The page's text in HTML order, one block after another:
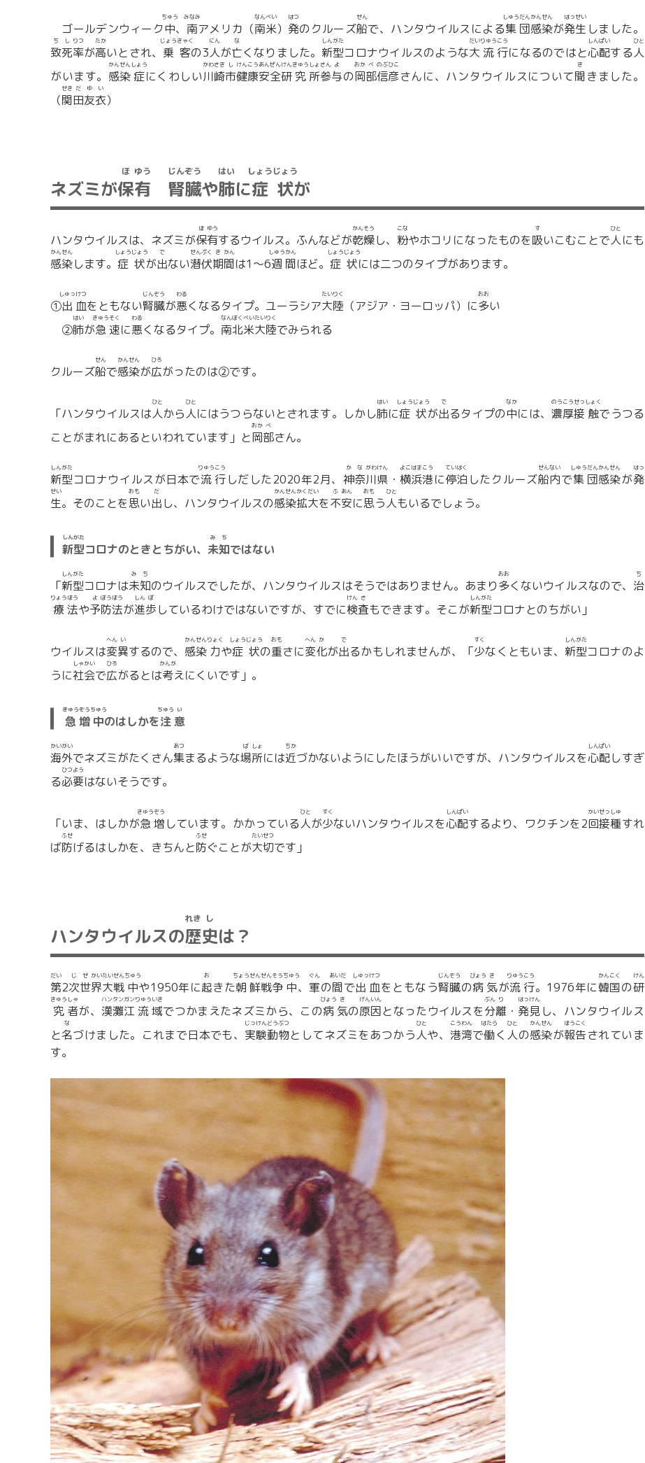
ゴールデンウィーク中
ちゅう
、 南
みなみ
アメリカ（南
なん
米
べい
） 発
はつ
のクルーズ船
せん
で、ハンタウイルスによる集
しゅう
団
だん
感
かん
染
せん
が発
はっ
生
せい
しました。
致
ち
死
し
率
りつ
が高
たか
いとされ、 乗
じょう
客
きゃく
の3人
にん
が亡
な
くなりました。 新
しん
型
がた
コロナウイルスのような大
だい
流
りゅう
行
こう
になるのではと心
しん
配
ぱい
する人
ひと
がいます。 感
かん
染
せん
症
しょう
にくわしい川
かわ
崎
さき
市
し
健
けん
康
こう
安
あん
全
ぜん
研
けん
究
きゅう
所
しょ
参
さん
与
よ
の岡
おか
部
べ
信
のぶ
彦
ひこ
さんに、ハンタウイルスについて聞
き
きました。
（関
せき
田
だ
友
ゆ
衣
い
）
ネズミが保
ほ
有
ゆう
腎
じん
臓
ぞう
や肺
はい
に症
しょう
状
じょう
が
ハンタウイルスは、ネズミが保
ほ
有
ゆう
するウイルス。ふんなどが乾
かん
燥
そう
し、 粉
こな
やホコリになったものを吸
す
いこむことで人
ひと
にも
感
かん
染
せん
します。 症
しょう
状
じょう
が出
で
ない潜
せん
伏
ぷく
期
き
間
かん
は1～6週
しゅう
間
かん
ほど。 症
しょう
状
じょう
には二つのタイプがあります。
①出
しゅっ
血
けつ
をともない腎
じん
臓
ぞう
が悪
わる
くなるタイプ。ユーラシア大
たい
陸
りく
（アジア・ヨーロッパ）に多
おお
い
②肺
はい
が急
きゅう
速
そく
に悪
わる
くなるタイプ。 南
なん
北
ぼく
米
べい
大
たい
陸
りく
でみられる
クルーズ船
せん
で感
かん
染
せん
が広
ひろ
がったのは②です。
「ハンタウイルスは人
ひと
から人
ひと
にはうつらないとされます。しかし肺
はい
に症
しょう
状
じょう
が出
で
るタイプの中
なか
には、 濃
のう
厚
こう
接
せっ
触
しょく
でうつる
ことがまれにあるといわれています」と岡
おか
部
べ
さん。
新
しん
型
がた
コロナウイルスが日本で流
りゅう
行
こう
しだした2020年2月、 神
か
奈
な
川
がわ
県
けん
・ 横
よこ
浜
はま
港
こう
に停
てい
泊
はく
したクルーズ船
せん
内
ない
で集
しゅう
団
だん
感
かん
染
せん
が発
はっ
生
せい
。そのことを思
おも
い出
だ
し、ハンタウイルスの感
かん
染
せん
拡
かく
大
だい
を不
ふ
安
あん
に思
おも
う人
ひと
もいるでしょう。
新
しん
型
がた
コロナのときとちがい、 未
み
知
ち
ではない
「新
しん
型
がた
コロナは未
み
知
ち
のウイルスでしたが、ハンタウイルスはそうではありません。あまり多
おお
くないウイルスなので、 治
ち
療
りょう
法
ほう
や予
よ
防
ぼう
法
ほう
が進
しん
歩
ぽ
しているわけではないですが、すでに検
けん
査
さ
もできます。そこが新
しん
型
がた
コロナとのちがい」
ウイルスは変
へん
異
い
するので、 感
かん
染
せん
力
りょく
や症
しょう
状
じょう
の重
おも
さに変
へん
化
か
が出
で
るかもしれませんが、「少
すく
なくともいま、 新
しん
型
がた
コロナのよ
うに社
しゃ
会
かい
で広
ひろ
がるとは考
かんが
えにくいです」。
急
きゅう
増
ぞう
中
ちゅう
のはしかを注
ちゅう
意
い
海
かい
外
がい
でネズミがたくさん集
あつ
まるような場
ば
所
しょ
には近
ちか
づかないようにしたほうがいいですが、ハンタウイルスを心
しん
配
ぱい
しすぎ
る必
ひつ
要
よう
はないそうです。
「いま、はしかが急
きゅう
増
ぞう
しています。かかっている人
ひと
が少
すく
ないハンタウイルスを心
しん
配
ぱい
するより、ワクチンを2回
かい
接
せっ
種
しゅ
すれ
ば防
ふせ
げるはしかを、きちんと防
ふせ
ぐことが大
たい
切
せつ
です」
ハンタウイルスの歴
れき
史
し
は？
第
だい
2次
じ
世
せ
界
かい
大
たい
戦
せん
中
ちゅう
や1950年に起
お
きた朝
ちょう
鮮
せん
戦
せん
争
そう
中
ちゅう
、 軍
ぐん
の間
あいだ
で出
しゅっ
血
けつ
をともなう腎
じん
臓
ぞう
の病
びょう
気
き
が流
りゅう
行
こう
。1976年に韓
かん
国
こく
の研
けん
究
きゅう
者
しゃ
が、 漢
ハン
灘
タン
江
ガン
流
りゅう
域
いき
でつかまえたネズミから、この病
びょう
気
き
の原
げん
因
いん
となったウイルスを分
ぶん
離
り
・ 発
はっ
見
けん
し、ハンタウイルス
と名
な
づけました。これまで日本でも、 実
じっ
験
けん
動
どう
物
ぶつ
としてネズミをあつかう人
ひと
や、 港
こう
湾
わん
で働
はたら
く 人
ひと
の感
かん
染
せん
が報
ほう
告
こく
されていま
す。